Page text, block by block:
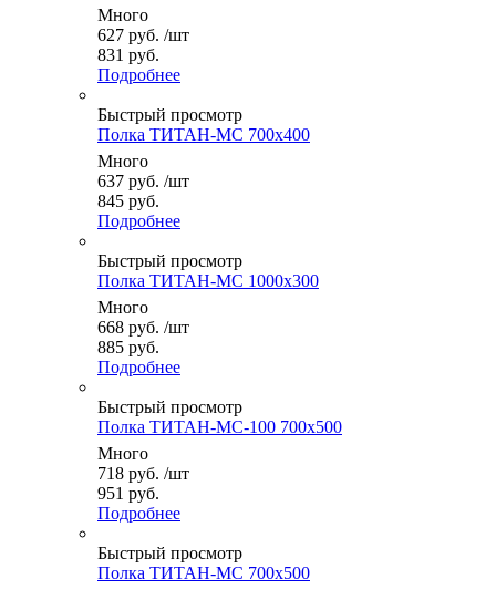
Много
627 руб. /шт
831 руб.
Подробнее
Быстрый просмотр
Полка ТИТАН-МС 700x400
Много
637 руб. /шт
845 руб.
Подробнее
Быстрый просмотр
Полка ТИТАН-МС 1000x300
Много
668 руб. /шт
885 руб.
Подробнее
Быстрый просмотр
Полка ТИТАН-МС-100 700x500
Много
718 руб. /шт
951 руб.
Подробнее
Быстрый просмотр
Полка ТИТАН-МС 700x500